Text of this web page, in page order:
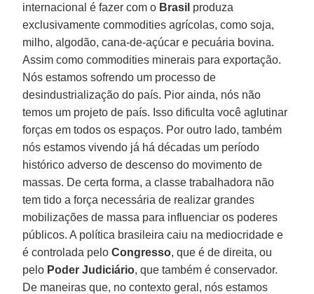
internacional é fazer com o Brasil produza
exclusivamente commodities agrícolas, como soja,
milho, algodão, cana-de-açúcar e pecuária bovina.
Assim como commodities minerais para exportação.
Nós estamos sofrendo um processo de
desindustrialização do país. Pior ainda, nós não
temos um projeto de país. Isso dificulta você aglutinar
forças em todos os espaços. Por outro lado, também
nós estamos vivendo já há décadas um período
histórico adverso de descenso do movimento de
massas. De certa forma, a classe trabalhadora não
tem tido a força necessária de realizar grandes
mobilizações de massa para influenciar os poderes
públicos. A política brasileira caiu na mediocridade e
é controlada peloCongresso, que é de direita, ou
pelo Poder Judiciário, que também é conservador.
De maneiras que, no contexto geral, nós estamos